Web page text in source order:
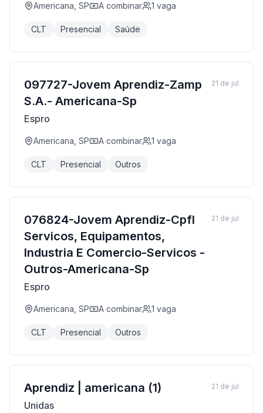
Americana, SP A combinar 1 vaga
CLT Presencial Saúde
097727-Jovem Aprendiz-Zamp
S.A.- Americana-Sp
Espro
Americana, SP A combinar 1 vaga
CLT Presencial Outros
21 de jul
076824-Jovem Aprendiz-Cpfl
Servicos, Equipamentos,
Industria E Comercio-Servicos -
Outros-Americana-Sp
Espro
Americana, SP A combinar 1 vaga
CLT Presencial Outros
21 de jul
Aprendiz | americana (1)
Unidas
21 de jul